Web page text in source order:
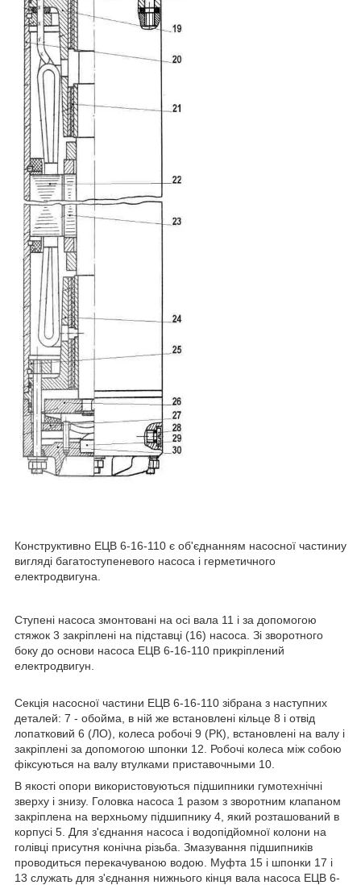
Конструктивно ЕЦВ 6-16-110 є об'єднанням насосної частиниу
вигляді багатоступеневого насоса і герметичного
електродвигуна.
Ступені насоса змонтовані на осі вала 11 і за допомогою
стяжок 3 закріплені на підставці (16) насоса. Зі зворотного
боку до основи насоса ЕЦВ 6-16-110 прикріплений
електродвигун.
Секція насосної частини ЕЦВ 6-16-110 зібрана з наступних
деталей: 7 - обойма, в ній же встановлені кільце 8 і отвід
лопатковий 6 (ЛО), колеса робочі 9 (РК), встановлені на валу і
закріплені за допомогою шпонки 12. Робочі колеса між собою
фіксуються на валу втулками приставочными 10.
В якості опори використовуються підшипники гумотехнічні
зверху і знизу. Головка насоса 1 разом з зворотним клапаном
закріплена на верхньому підшипнику 4, який розташований в
корпусі 5. Для з'єднання насоса і водопідйомної колони на
голівці присутня конічна різьба. Змазування підшипників
проводиться перекачуваною водою. Муфта 15 і шпонки 17 і
13 служать для з'єднання нижнього кінця вала насоса ЕЦВ 6-